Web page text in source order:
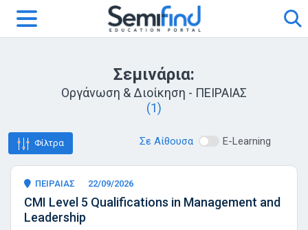
Σεμινάρια:
Οργάνωση & Διοίκηση - ΠΕΙΡΑΙΑΣ
(1)
Φίλτρα Σε Αίθουσα E-Learning
ΠΕΙΡΑΙΑΣ 22/09/2026
CMI Level 5 Qualifications in Management and
Leadership